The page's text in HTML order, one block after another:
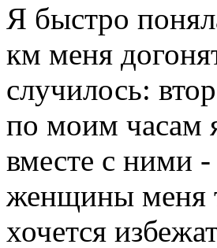
Я быстро
км меня
случилось:
по моим часам
вместе с ними
женщины меня
хочется